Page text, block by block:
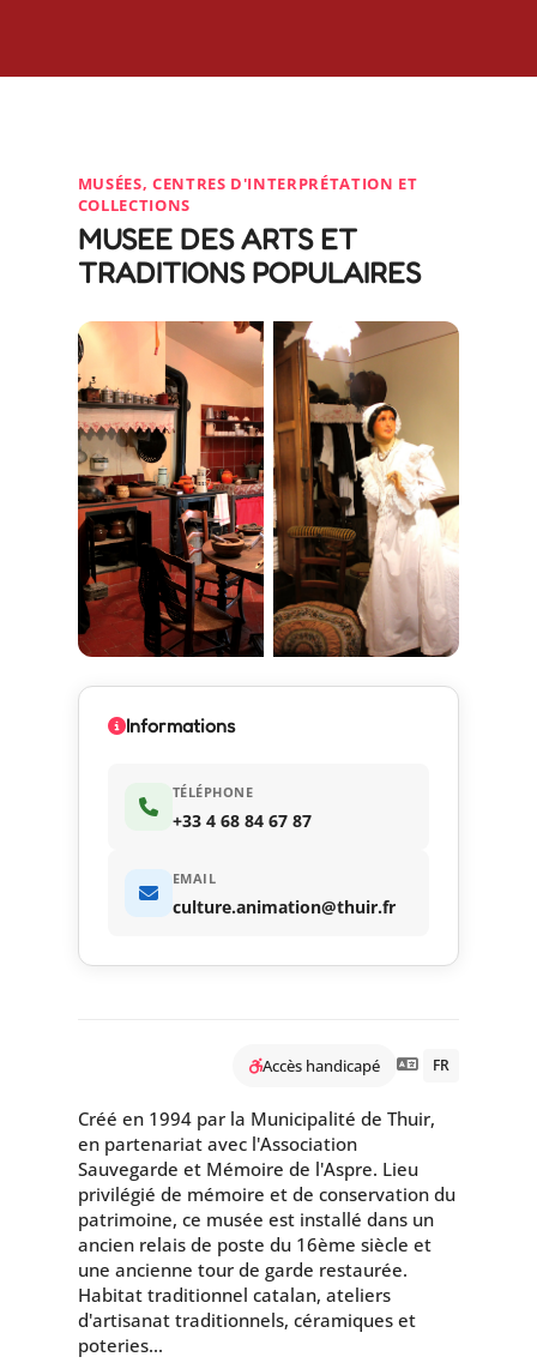
MUSÉES, CENTRES D'INTERPRÉTATION ET
COLLECTIONS
MUSEE DES ARTS ET
TRADITIONS POPULAIRES
Accès handicapé FR
Créé en 1994 par la Municipalité de Thuir,
en partenariat avec l'Association
Sauvegarde et Mémoire de l'Aspre. Lieu
privilégié de mémoire et de conservation du
patrimoine, ce musée est installé dans un
ancien relais de poste du 16ème siècle et
une ancienne tour de garde restaurée.
Habitat traditionnel catalan, ateliers
d'artisanat traditionnels, céramiques et
poteries...
Informations
TÉLÉPHONE
+33 4 68 84 67 87
EMAIL
culture.animation@thuir.fr